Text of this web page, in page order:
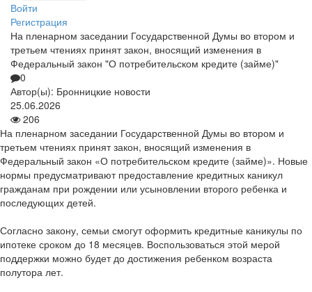
Войти
Регистрация
На пленарном заседании Государственной Думы во втором и
третьем чтениях принят закон, вносящий изменения в
Федеральный закон "О потребительском кредите (займе)"
0
Автор(ы): Бронницкие новости
25.06.2026
206
На пленарном заседании Государственной Думы во втором и
третьем чтениях принят закон, вносящий изменения в
Федеральный закон «О потребительском кредите (займе)». Новые
нормы предусматривают предоставление кредитных каникул
гражданам при рождении или усыновлении второго ребенка и
последующих детей.
Согласно закону, семьи смогут оформить кредитные каникулы по
ипотеке сроком до 18 месяцев. Воспользоваться этой мерой
поддержки можно будет до достижения ребенком возраста
полутора лет.